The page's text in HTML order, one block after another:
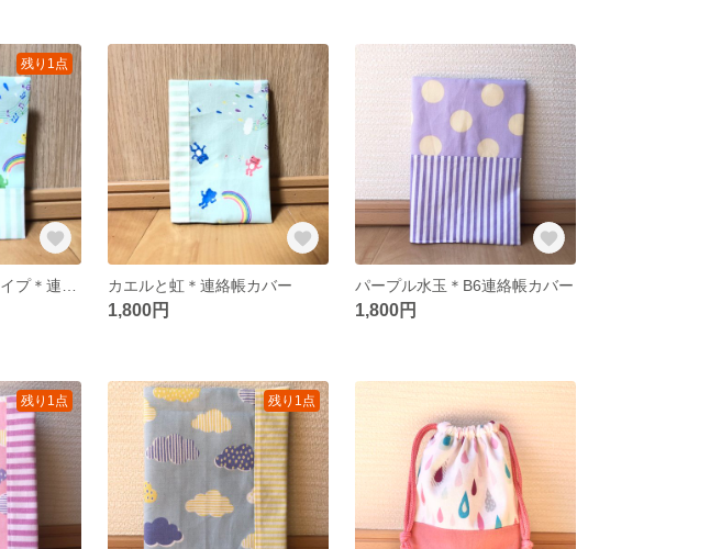
残り1点
カエルと虹＊連絡帳カバー
1,800円
パープル水玉＊B6連絡帳カバー
1,800円
残り1点 残り1点